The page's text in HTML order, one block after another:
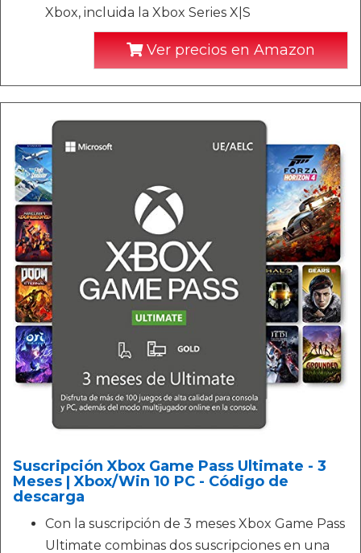
Xbox, incluida la Xbox Series X|S
Ver precios en Amazon
Suscripción Xbox Game Pass Ultimate - 3
Meses | Xbox/Win 10 PC - Código de
descarga
Con la suscripción de 3 meses Xbox Game Pass
Ultimate combinas dos suscripciones en una